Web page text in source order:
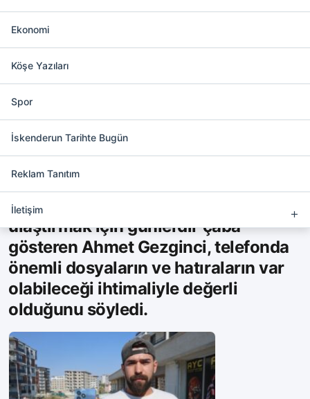
Ekonomi
Köşe Yazıları
Spor
İskenderun Tarihte Bugün
Reklam Tanıtım
İletişim
Reklam Yönetimi eklentisini etkinleştirip bu
Duyarlı Şoförden Örnek
Davranış
Hatay’da
unuttuğu telefonu sahibine
ulaştırmak için günlerdir çaba
gösteren Ahmet Gezginci, telefonda
önemli dosyaların ve hatıraların var
olabileceği ihtimaliyle değerli
olduğunu söyledi.